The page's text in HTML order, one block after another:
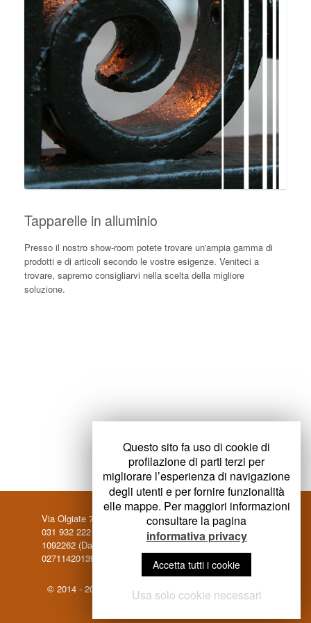
Tapparelle in alluminio
Presso il nostro show-room potete trovare un'ampia gamma di
prodotti e di articoli secondo le vostre esigenze. Veniteci a
trovare, sapremo consigliarvi nella scelta della migliore
soluzione.
Via Olgiate 74, 22075 Lurate Caccivio (CO) - Tel./Fax
031 932 222 - Cell. 339 1420793 (Antonio) - Cell. 347
1092262 (Davide) - info@argensnc.it - P.IVA
02711420139
© 2014 - 2023 Argen - All rights reserved |
Informativa
| Powered by Nuovaera
Questo sito fa uso di cookie di
profilazione di parti terzi per
migliorare l’esperienza di navigazione
degli utenti e per fornire funzionalità
elle mappe. Per maggiori informazioni
consultare la pagina
informativa privacy
Accetta tutti i cookie
Usa solo cookie necessari